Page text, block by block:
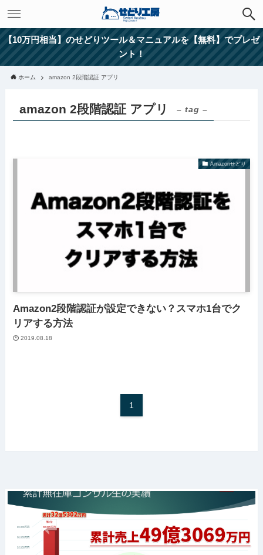
【10万円相当】のせどりツール＆マニュアルを【無料】でプレゼ
ント！
ホーム amazon 2段階認証 アプリ
amazon 2段階認証 アプリ – tag –
Amazonせどり
Amazon2段階認証が設定できない？スマホ1台でク
リアする方法
2019.08.18
1